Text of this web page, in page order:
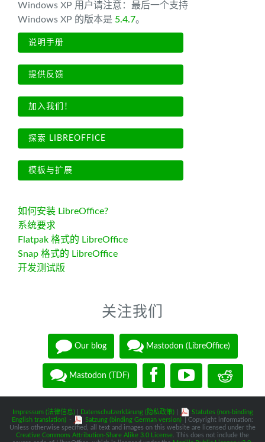
Windows XP 用户请注意：最后一个支持
Windows XP 的版本是 5.4.7。
说明手册
提供反馈
加入我们！
探索 LIBREOFFICE
模板与扩展
如何安装 LibreOffice?
系统要求
Flatpak 格式的 LibreOffice
Snap 格式的 LibreOffice
开发测试版
关注我们
Our blog Mastodon (LibreOffice)
Mastodon (TDF)
Impressum (法律信息)| Datenschutzerklärung (隐私政策)|
Statutes (non-binding
English translation) - Satzung (binding German version)
| Copyright information:
Unless otherwise specified, all text and images on this website are licensed under the
Creative Commons Attribution-Share Alike 3.0 License . This does not include the